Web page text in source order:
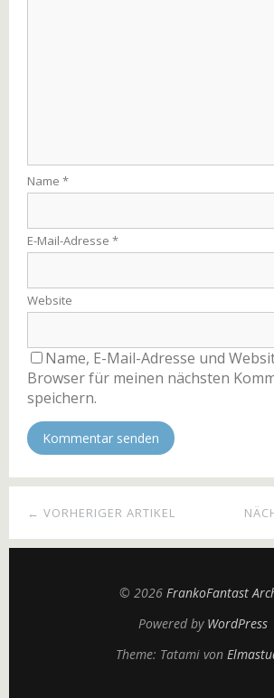
Name *
E-Mail-Adresse *
Website
Name, E-Mail-Adresse und
Browser für meinen nächsten
speichern.
← VORHERIGER ARTIKEL
© 2026 FrankoFantast
Powered by WordPress
Theme: Tatami von